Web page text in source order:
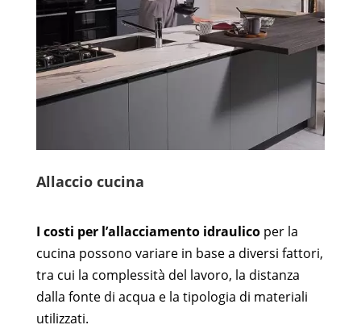
Allaccio cucina
I costi per l’allacciamento idraulico per la
cucina possono variare in base a diversi fattori,
tra cui la complessità del lavoro, la distanza
dalla fonte di acqua e la tipologia di materiali
utilizzati.